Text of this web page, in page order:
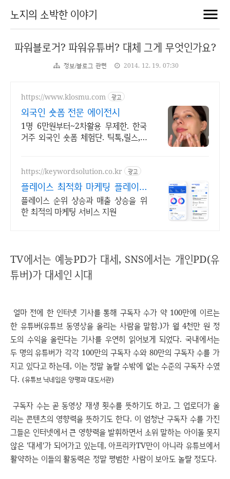
노지의 소박한 이야기
파워블로거? 파워유튜버? 대체 그게 무엇인가요?
정보/블로그 관련 2014. 12. 19. 07:30
https://www.klosmu.com 광고
외국인 숏폼 전문 에이전시
1명 6만원부터~2차활용 무제한. 한국
거주 외국인 숏폼 체험단. 틱톡,릴스,쇼
https://keywordsolution.co.kr 광고
플레이스 최적화 마케팅 플레이스
순위 광고 전문
플레이스 순위 상승과 매출 상승을 위
한 최적의 마케팅 서비스 지원
TV에서는 예능PD가 대세, SNS에서는 개인PD(유
튜버)가 대세인 시대
얼마 전에 한 인터넷 기사를 통해 구독자 수가 약 100만에 이르는
한 유튜버(유튜브 동영상을 올리는 사람을 말함.)가 월 4천만 원 정
도의 수익을 올린다는 기사를 우연히 읽어보게 되었다. 국내에서는
두 명의 유튜버가 각각 100만의 구독자 수와 80만의 구독자 수를 가
지고 있다고 하는데, 이는 정말 놀랄 수밖에 없는 수준의 구독자 수였
다. (유튜브 닉네임은 양평과 대도서관)
구독자 수는 곧 동영상 재생 횟수를 뜻하기도 하고, 그 업로더가 올
리는 콘텐츠의 영향력을 뜻하기도 한다. 이 엄청난 구독자 수를 가진
그들은 인터넷에서 큰 영향력을 발휘하면서 소위 말하는 아이돌 못지
않은 '대세'가 되어가고 있는데, 아프리카TV만이 아니라 유튜브에서
활약하는 이들의 활동력은 정말 평범한 사람이 보아도 놀랄 정도다.